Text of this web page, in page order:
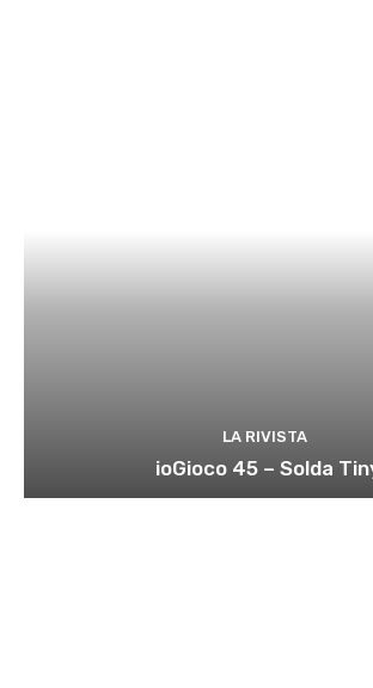
LA RIVISTA
ioGioco 45 – Solda